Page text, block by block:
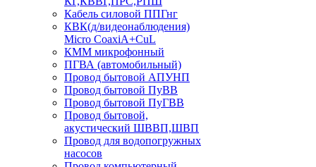
Кабель силовой ППГнг
КВК(д/видеонаблюдения)
Micro CoaxiA+CuL
КММ микрофонный
ПГВА (автомобильный)
Провод бытовой АПУНП
Провод бытовой ПуВВ
Провод бытовой ПуГВВ
Провод бытовой,
акустический ШВВП,ШВП
Провод для водопогружных
насосов